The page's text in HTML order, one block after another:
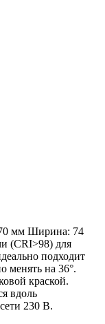
мм Ширина: 74
(CRI>98) для
подходит
менять на 36°.
краской.
вдоль
230 В.